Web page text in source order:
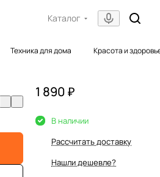
Каталог
Техника для дома Красота и
1 890 ₽
В наличии
Рассчитать доставку
Нашли дешевле?